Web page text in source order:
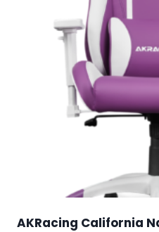
AKRacing California